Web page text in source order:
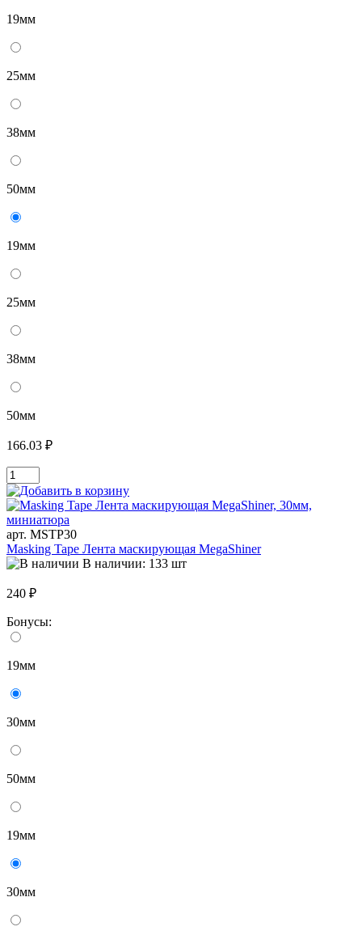
19мм
25мм
38мм
50мм
19мм
25мм
38мм
50мм
166.03 ₽
арт. MSTP30
Masking Tape Лента маскирующая MegaShiner
В наличии: 133 шт
240 ₽
Бонусы:
19мм
30мм
50мм
19мм
30мм